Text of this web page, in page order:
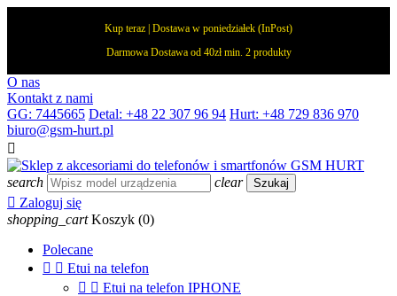
Kup teraz | Dostawa w poniedziałek (InPost)
Darmowa Dostawa od 40zł min. 2 produkty
O nas
Kontakt z nami
GG: 7445665 Detal: +48 22 307 96 94 Hurt: +48 729 836 970
biuro@gsm-hurt.pl

search clear Szukaj
 Zaloguj się
shopping_cart Koszyk (0)
Polecane
  Etui na telefon
  Etui na telefon IPHONE